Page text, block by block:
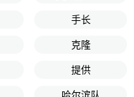
手长
克隆
提供
哈尔滨队